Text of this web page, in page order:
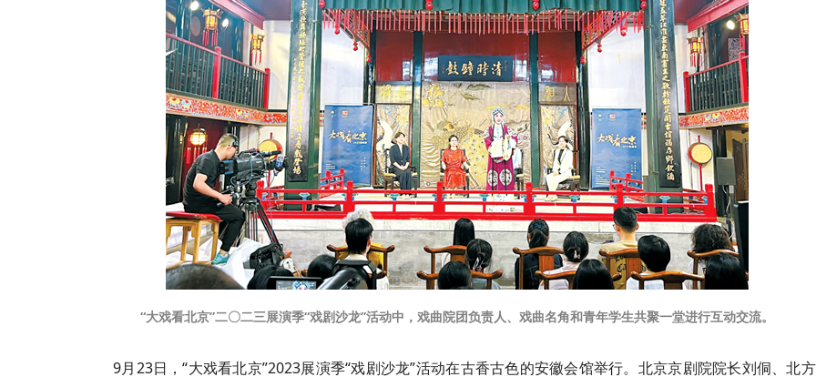
“大戏看北京”二〇二三展演季“戏剧沙龙”活动中，戏曲院团负责人、戏曲名角和青年学生共聚一堂进行互动交流。
9月23日，“大戏看北京”2023展演季“戏剧沙龙”活动在古香古色的安徽会馆举行。北京京剧院院长刘侗、北